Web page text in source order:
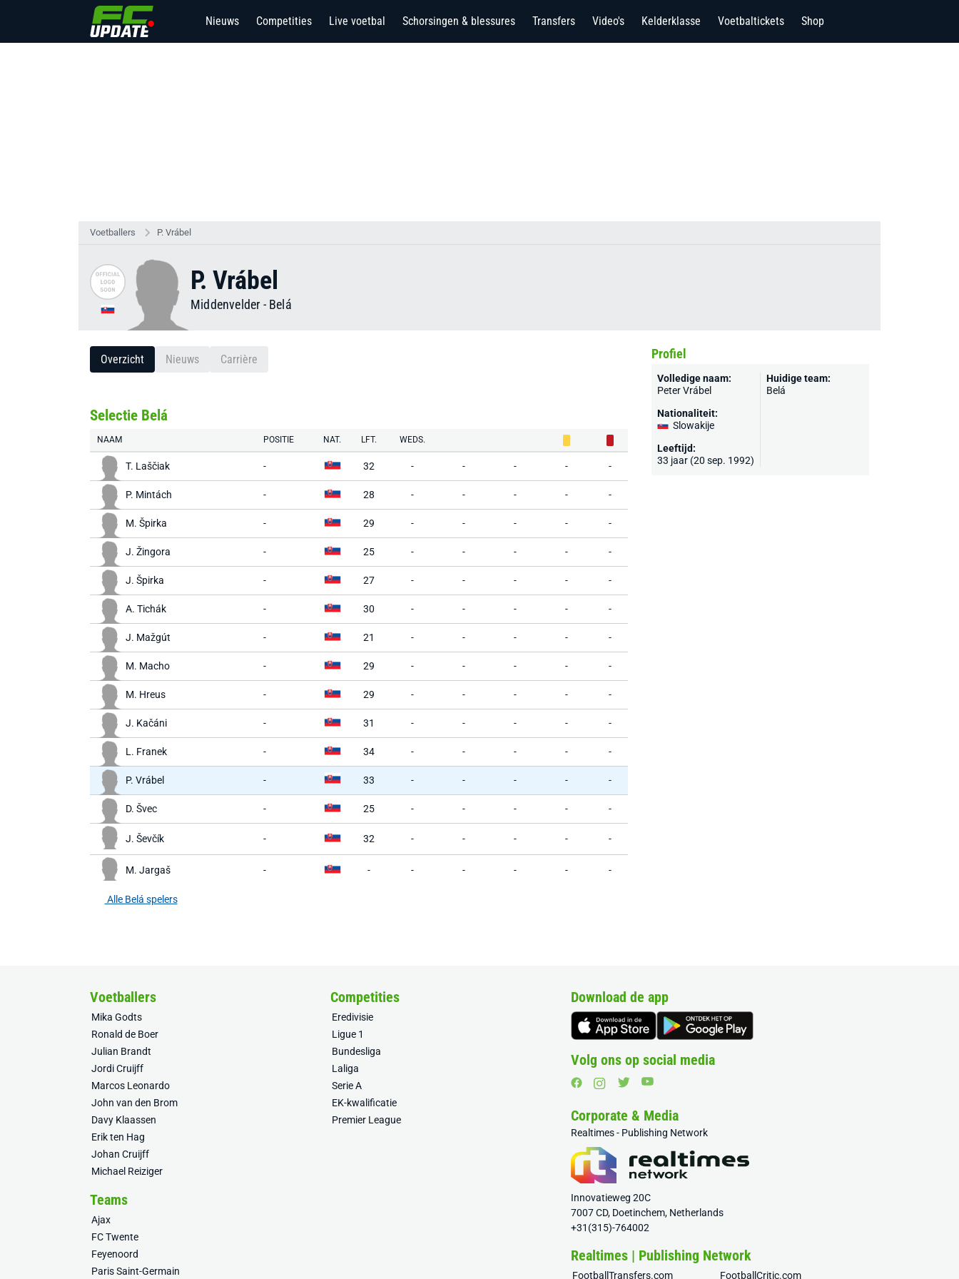
Nieuws Competities Live voetbal Schorsingen & blessures Transfers Video's Kelderklasse Voetbaltickets Shop
Voetballers P. Vrábel
P. Vrábel
Middenvelder - Belá
Overzicht Nieuws Carrière
Selectie Belá
NAAM POSITIE NAT. LFT. WEDS.
T. Laščiak - 32 - - - - -
P. Mintách - 28 - - - - -
M. Špirka - 29 - - - - -
J. Žingora - 25 - - - - -
J. Špirka - 27 - - - - -
A. Tichák - 30 - - - - -
J. Mažgút - 21 - - - - -
M. Macho - 29 - - - - -
M. Hreus - 29 - - - - -
J. Kačáni - 31 - - - - -
L. Franek - 34 - - - - -
P. Vrábel - 33 - - - - -
D. Švec - 25 - - - - -
J. Ševčík - 32 - - - - -
M. Jargaš - - - - - - -
Alle Belá spelers
Profiel
Volledige naam:
Peter Vrábel
Nationaliteit:
Slowakije
Leeftijd:
33 jaar (20 sep. 1992)
Huidige team:
Belá
Voetballers
Mika Godts
Ronald de Boer
Julian Brandt
Jordi Cruijff
Marcos Leonardo
John van den Brom
Davy Klaassen
Erik ten Hag
Johan Cruijff
Michael Reiziger
Competities
Eredivisie
Ligue 1
Bundesliga
Laliga
Serie A
EK-kwalificatie
Premier League
Teams
Ajax
FC Twente
Feyenoord
Paris Saint-Germain
Download de app
Volg ons op social media
Corporate & Media
Realtimes - Publishing Network
Innovatieweg 20C
7007 CD, Doetinchem, Netherlands
+31(315)-764002
Realtimes | Publishing Network
FootballTransfers.com FootballCritic.com